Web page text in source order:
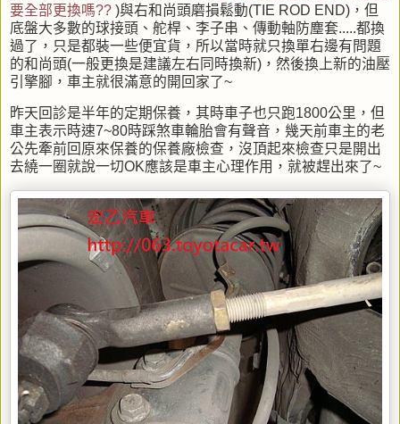
要全部更換嗎?? )與右和尚頭磨損鬆動(TIE ROD END)，但
底盤大多數的球接頭、舵桿、李子串、傳動軸防塵套.....都換
過了，只是都裝一些便宜貨，所以當時就只換單右邊有問題
的和尚頭(一般更換是建議左右同時換新)，然後換上新的油壓
引擎腳，車主就很滿意的開回家了~
昨天回診是半年的定期保養，其時車子也只跑1800公里，但
車主表示時速7~80時踩煞車輪胎會有聲音，幾天前車主的老
公先牽前回原來保養的保養廠檢查，沒頂起來檢查只是開出
去繞一圈就說一切OK應該是車主心理作用，就被趕出來了~